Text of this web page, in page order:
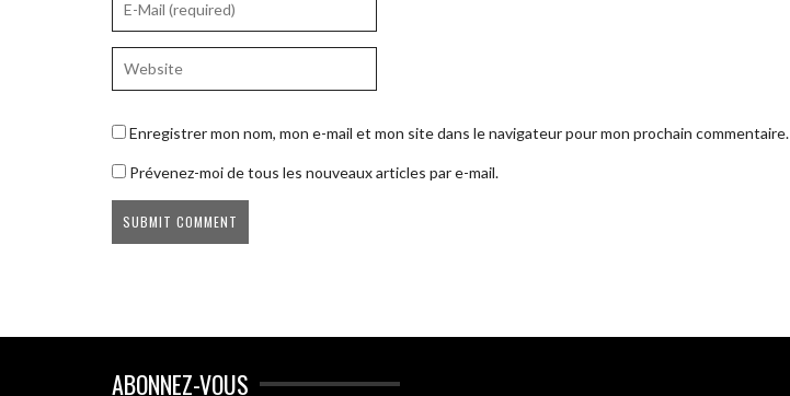
Enregistrer mon nom, mon e-mail et mon site dans le navigateur pour mon prochain commentaire.
Prévenez-moi de tous les nouveaux articles par e-mail.
ABONNEZ-VOUS